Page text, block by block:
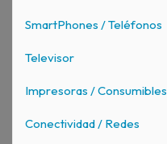
SmartPhones / Teléfonos
Televisor
Impresoras / Consumibles
Conectividad / Redes